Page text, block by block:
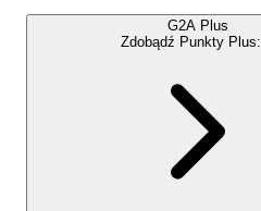
G2A Plus
Zdobądź Punkty Plus: